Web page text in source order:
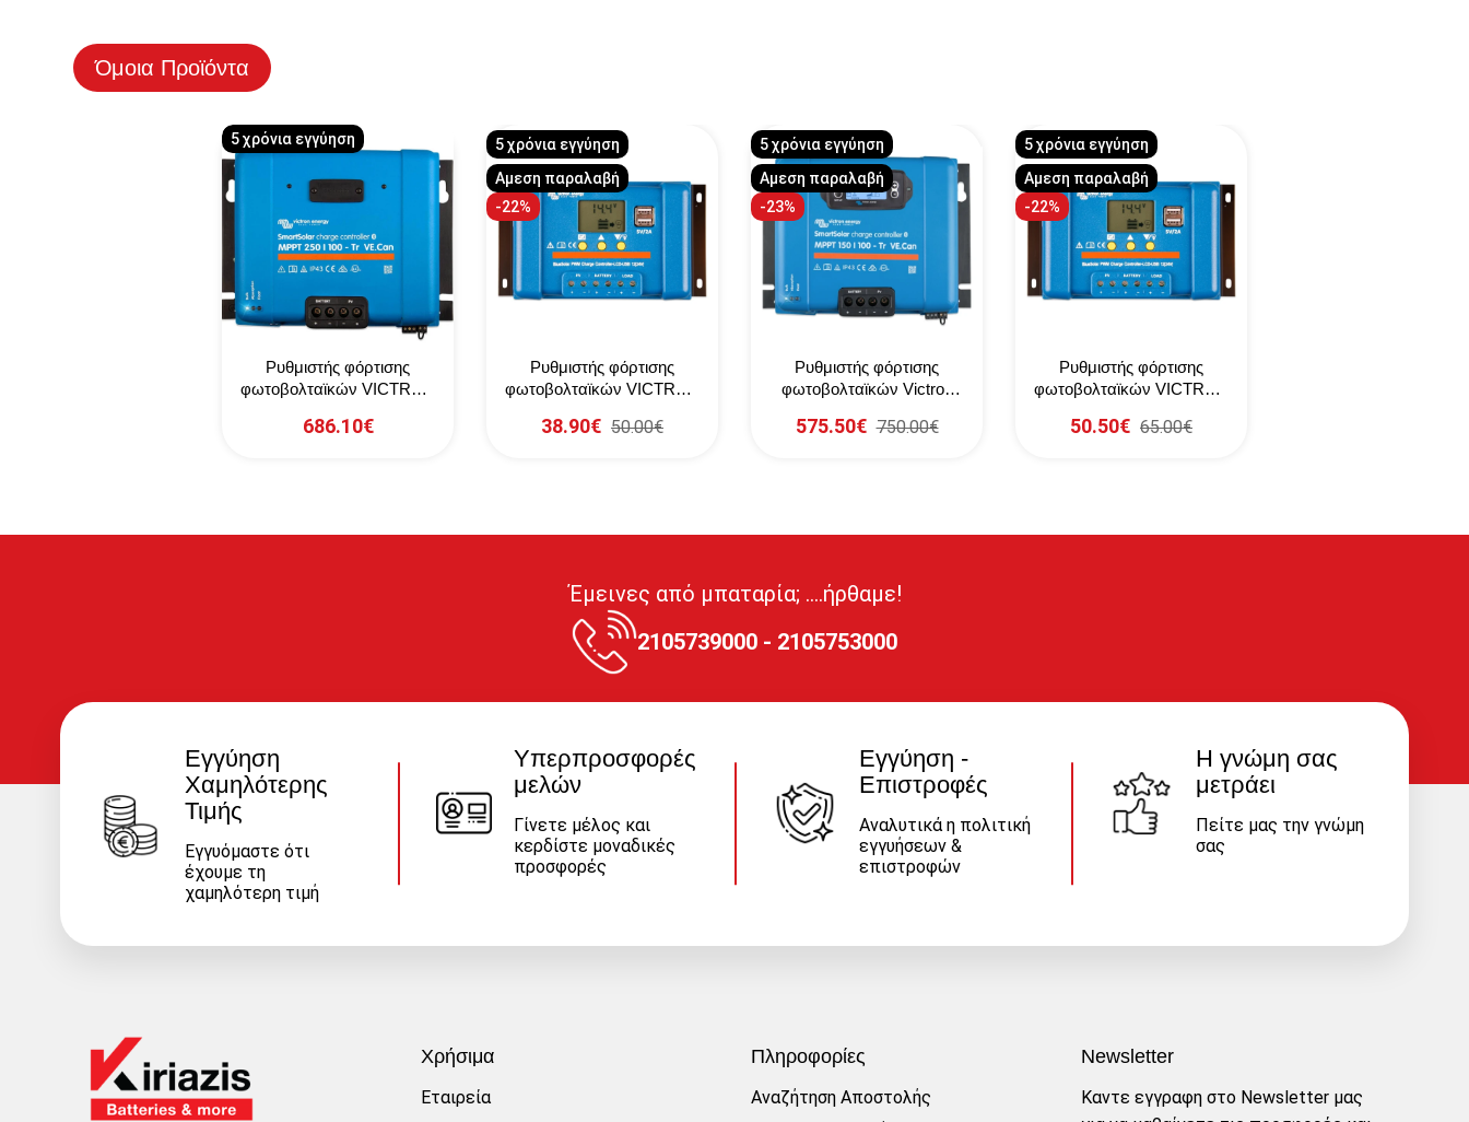
Όμοια Προϊόντα
5 χρόνια εγγύηση
Ρυθμιστής φόρτισης
φωτοβολταϊκών VICTRON
Tr VE.Can
686.10€
-22%
5 χρόνια εγγύηση
Αμεση παραλαβή
Ρυθμιστής φόρτισης
φωτοβολταϊκών VICTRON
12-24V 20A
38.90€ 50.00€
-23%
5 χρόνια εγγύηση
Αμεση παραλαβή
Ρυθμιστής φόρτισης
φωτοβολταϊκών Victron
Tr VE.Can
575.50€ 750.00€
-22%
5 χρόνια εγγύηση
Αμεση παραλαβή
Ρυθμιστής φόρτισης
φωτοβολταϊκών VICTRON
12-24V 30A
50.50€ 65.00€
Έμεινες από μπαταρία; ....ήρθαμε!
2105739000 - 2105753000
Εγγύηση
Χαμηλότερης
Τιμής
Εγγυόμαστε ότι
έχουμε τη
χαμηλότερη τιμή
Υπερπροσφορές
μελών
Γίνετε μέλος και
κερδίστε μοναδικές
προσφορές
Εγγύηση -
Επιστροφές
Αναλυτικά η πολιτική
εγγυήσεων &
επιστροφών
Η γνώμη σας
μετράει
Πείτε μας την γνώμη
σας
Newsletter
Καντε εγγραφη στο Newsletter μας
Χρήσιμα
Εταιρεία
Πληροφορίες
Αναζήτηση Αποστολής